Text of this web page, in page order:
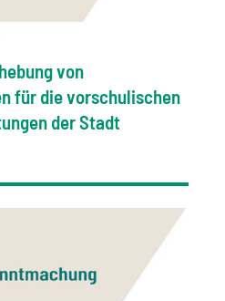
von
für die vorschulischen
der Stadt